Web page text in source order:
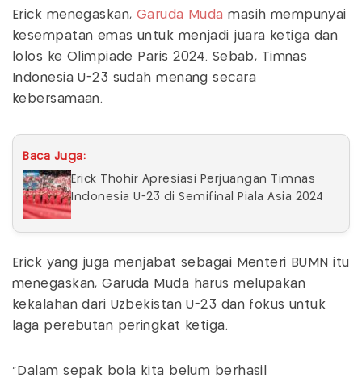
Erick menegaskan, Garuda Muda masih mempunyai
kesempatan emas untuk menjadi juara ketiga dan
lolos ke Olimpiade Paris 2024. Sebab, Timnas
Indonesia U-23 sudah menang secara
kebersamaan.
Baca Juga:
Erick Thohir Apresiasi Perjuangan Timnas
Indonesia U-23 di Semifinal Piala Asia 2024
Erick yang juga menjabat sebagai Menteri BUMN itu
menegaskan, Garuda Muda harus melupakan
kekalahan dari Uzbekistan U-23 dan fokus untuk
laga perebutan peringkat ketiga.
“Dalam sepak bola kita belum berhasil